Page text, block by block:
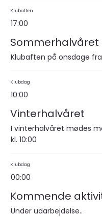
Klubaften
17:00
Sommerhalvåret
Klubaften på onsdage fra
Klubdag
10:00
Vinterhalvåret
I vinterhalvåret mødes
kl. 10:00
Klubdag
00:00
Kommende
Under udarbejdelse..